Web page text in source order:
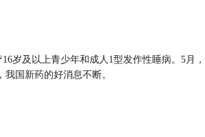
岁及以上青少年和成人1型发作性睡病。5月
国新药的好消息不断。